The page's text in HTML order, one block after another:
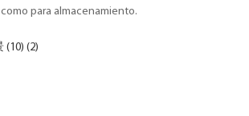
como para almacenamiento.